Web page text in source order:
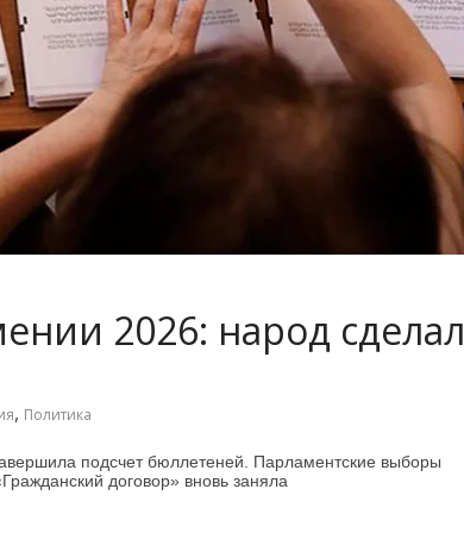
2026: народ сделал
, Политика
подсчет бюллетеней. Парламентские выборы
договор» вновь заняла